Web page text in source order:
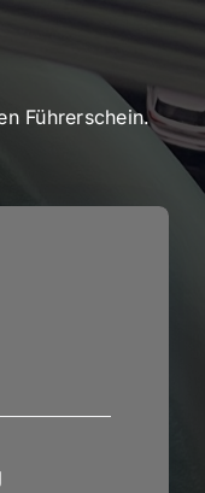
Führerschein.